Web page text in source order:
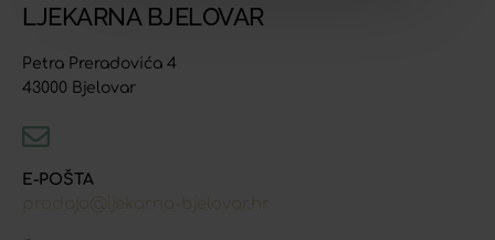
LJEKARNA BJELOVAR
Petra Preradovića 4
43000 Bjelovar
E-POŠTA